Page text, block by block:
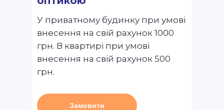
У приватному будинку при умові
внесення на свій рахунок 1000
грн. В квартирі при умові
внесення на свій рахунок 500
грн.
Замовити